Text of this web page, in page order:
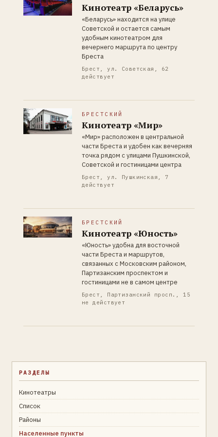
Кинотеатр «Беларусь»
«Беларусь» находится на улице
Советской и остается самым
удобным кинотеатром для
вечернего маршрута по центру
Бреста
Брест, ул. Советская, 62
действует
БРЕСТСКИЙ
Кинотеатр «Мир»
«Мир» расположен в центральной
части Бреста и удобен как вечерняя
точка рядом с улицами Пушкинской,
Советской и гостиницами центра
Брест, ул. Пушкинская, 7
действует
БРЕСТСКИЙ
Кинотеатр «Юность»
«Юность» удобна для восточной
части Бреста и маршрутов,
связанных с Московским районом,
Партизанским проспектом и
гостиницами не в самом центре
Брест, Партизанский просп., 15
не действует
РАЗДЕЛЫ
Кинотеатры
Список
Районы
Населенные пункты